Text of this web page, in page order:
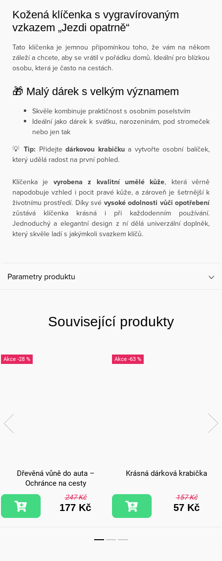
Kožená klíčenka s vygravírovaným
vzkazem „Jezdi opatrně“
Tato klíčenka je jemnou připomínkou toho, že vám na někom
záleží a chcete, aby se vrátil v pořádku domů. Ideální pro blízkou
osobu, která je často na cestách.
🎁 Malý dárek s velkým významem
Skvěle kombinuje praktičnost s osobním poselstvím
Ideální jako dárek k svátku, narozeninám, pod stromeček
nebo jen tak
💡Tip: Přidejtedárkovou krabičkua vytvořte osobní balíček,
který udělá radost na první pohled.
Klíčenka je vyrobena z kvalitní umělé kůže, která věrně
napodobuje vzhled i pocit pravé kůže, a zároveň je šetrnější k
životnímu prostředí. Díky své vysoké odolnosti vůči opotřebení
zůstává klíčenka krásná i při každodenním používání.
Jednoduchý a elegantní design z ní dělá univerzální doplněk,
který skvěle ladí s jakýmkoli svazkem klíčů.
Parametry produktu
Související produkty
-28 %
Dřevěná vůně do auta –
Ochránce na cesty
247 Kč
177 Kč
-63 %
Krásná dárková krabička
157 Kč
57 Kč